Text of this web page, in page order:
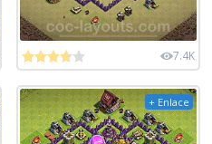
7.4K
+ Enlace